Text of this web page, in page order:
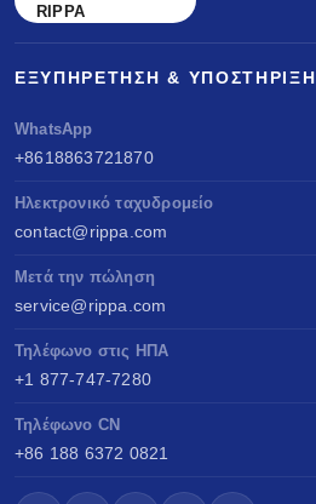
RIPPA
ΕΞΥΠΗΡΈΤΗΣΗ & ΥΠΟΣΤΉΡΙΞΗ
WhatsApp
+8618863721870
Ηλεκτρονικό ταχυδρομείο
contact@rippa.com
Μετά την πώληση
service@rippa.com
Τηλέφωνο στις ΗΠΑ
+1 877-747-7280
Τηλέφωνο CN
+86 188 6372 0821